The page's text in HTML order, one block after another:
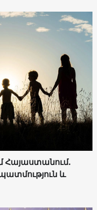
Հայաստանում.
և